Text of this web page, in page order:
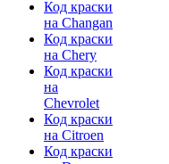
Код краски
на Changan
Код краски
на Chery
Код краски
на
Chevrolet
Код краски
на Citroen
Код краски